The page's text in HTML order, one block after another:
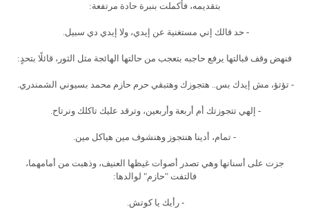
بتقديمه، فأكملت بنبرة حادة مرتفعة:
- حد قالك إني مستغنية عن إيدي، ولا إيدي دي سبيل.
فنهض وقف قبالتها يرفع حاجبه بتعجب من حالتها الهائجة مثل الثور، قائلًا بتحدٍ:
- تؤتؤ، مش إيدك بس.. هتجوزك وهتبقي حرم حازم محمد بسيوني الشمندري.
- إلهي تتجوزتك أم أربعة وأربعين، وترقد عليك تاكلك ونرتاح.
- تمام، أدينا هنتجوز وهنشوف مين هياكل مين.
جزت على أسنانها وهي تصدر أصوات غيظها العنيف، وذهبت من أمامهما،
فالتفت "حازم" لوالدها:
- رأيك يا كوتش.